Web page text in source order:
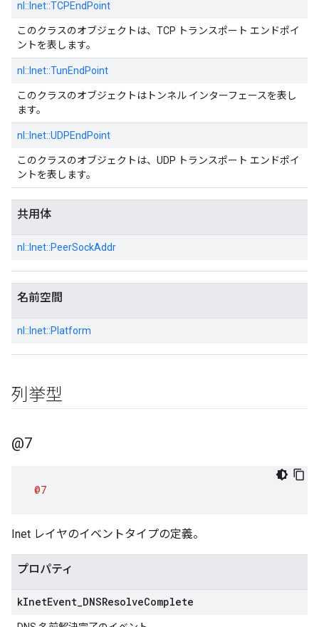
nl:: Inet::TCPEndPoint
このクラスのオブジェクトは、TCP トランスポート エンドポイ
ントを表します。
nl:: Inet::TunEndPoint
このクラスのオブジェクトはトンネル インターフェースを表し
ます。
nl:: Inet::UDPEndPoint
このクラスのオブジェクトは、UDP トランスポート エンドポイ
ントを表します。
共用体
nl:: Inet::PeerSockAddr
名前空間
nl:: Inet::Platform
列挙型
@7
@7
Inet レイヤのイベントタイプの定義。
プロパティ
kInetEvent DNSResolveComplete